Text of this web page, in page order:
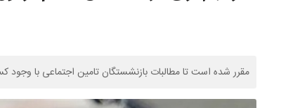
مقرر شده است تا مطالبات بازنشستگان تامین اجتماعی با وجود کسری 45 همتی در خرداد ماه